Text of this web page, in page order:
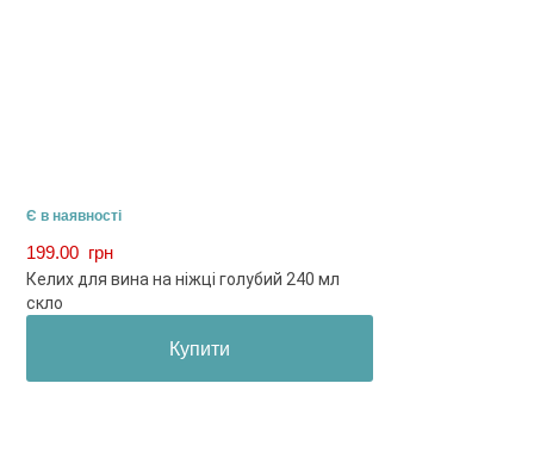
Є в наявності
199.00 грн
Келих для вина на ніжці голубий 240 мл
скло
Купити